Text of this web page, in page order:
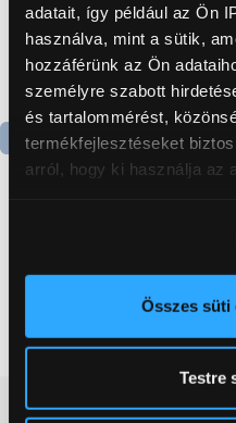
adatait, így például az Ön
használva, mint a sütik,
hozzáférünk az Ön
személyre szabott
és tartalommérést,
termékfejlesztéseket
arról, hogy ki használja az
elhelyezkedéséről pár
Az Ön készülékén
módjairól és adja meg
pontban. Bármikor
Összes süti
Testre
Termék adatlap
Vásárlói vélemények(0)